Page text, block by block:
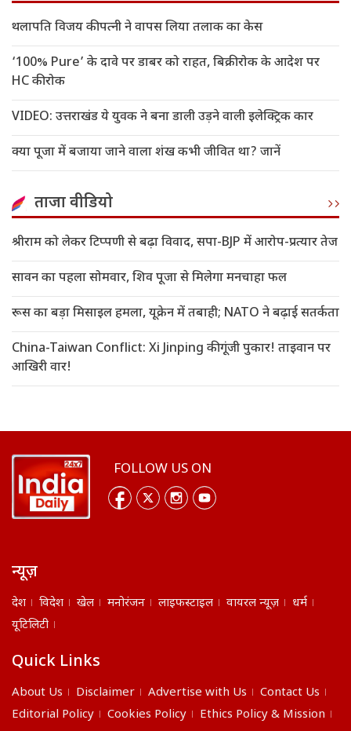
थलापति विजय की पत्नी ने वापस लिया तलाक का केस
‘100% Pure’ के दावे पर डाबर को राहत, बिक्री रोक के आदेश पर
HC की रोक
VIDEO: उत्तराखंड ये युवक ने बना डाली उड़ने वाली इलेक्ट्रिक कार
क्या पूजा में बजाया जाने वाला शंख कभी जीवित था? जानें
ताजा वीडियो
श्रीराम को लेकर टिप्पणी से बढ़ा विवाद, सपा-BJP में आरोप-प्रत्यार तेज
सावन का पहला सोमवार, शिव पूजा से मिलेगा मनचाहा फल
रूस का बड़ा मिसाइल हमला, यूक्रेन में तबाही; NATO ने बढ़ाई सतर्कता
China-Taiwan Conflict: Xi Jinping की गूंजी पुकार! ताइवान पर
आखिरी वार!
FOLLOW US ON
न्यूज़
देश विदेश खेल मनोरंजन लाइफस्टाइल वायरल न्यूज़
धर्म
यूटिलिटी
Quick Links
About Us Disclaimer Advertise with Us
Contact Us
Editorial Policy
Cookies Policy
Ethics Policy & Mission